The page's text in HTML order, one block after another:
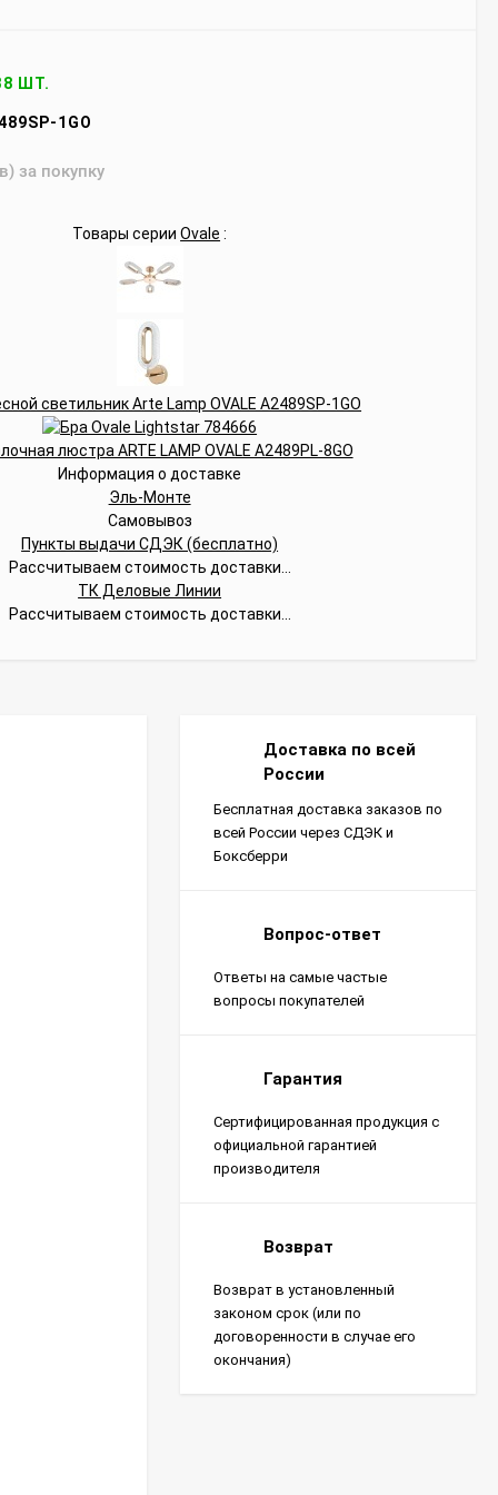
ШТ.
1GO
за покупку
Товары серииOvale :
Информация о доставке
Эль-Монте
Самовывоз
Пункты выдачи СДЭК (бесплатно)
Рассчитываем стоимость доставки...
ТК Деловые Линии
Рассчитываем стоимость доставки...
Доставка по всей
России
Бесплатная доставка заказов по
всей России через СДЭК и
Боксберри
Вопрос-ответ
Ответы на самые частые
вопросы покупателей
Гарантия
Сертифицированная продукция с
официальной гарантией
производителя
Возврат
Возврат в установленный
законом срок (или по
договоренности в случае его
окончания)